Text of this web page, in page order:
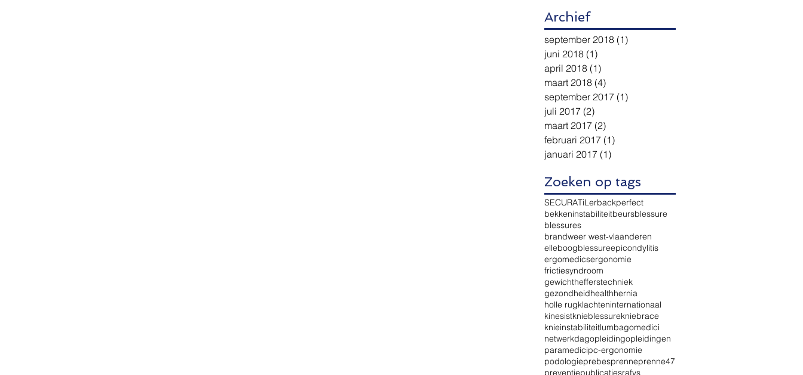
kinesisten & (para)
medici
Archief
september 2018 (1)
juni 2018 (1)
april 2018 (1)
maart 2018 (4)
september 2017 (1)
juli 2017 (2)
maart 2017 (2)
februari 2017 (1)
januari 2017 (1)
Zoeken op tags
SECURATiLerbackperfect
bekkeninstabiliteitbeursblessure
blessures
brandweer west-vlaanderen
elleboogblessureepicondylitis
ergomedicsergonomie
frictiesyndroom
gewichthefferstechniek
gezondheidhealthhernia
holle rugklachteninternationaal
kinesistknieblessurekniebrace
knieinstabiliteitlumbagomedici
netwerkdagopleidingopleidingen
paramedicipc-ergonomie
podologieprebesprenneprenne47
preventiepublicatiesrafys